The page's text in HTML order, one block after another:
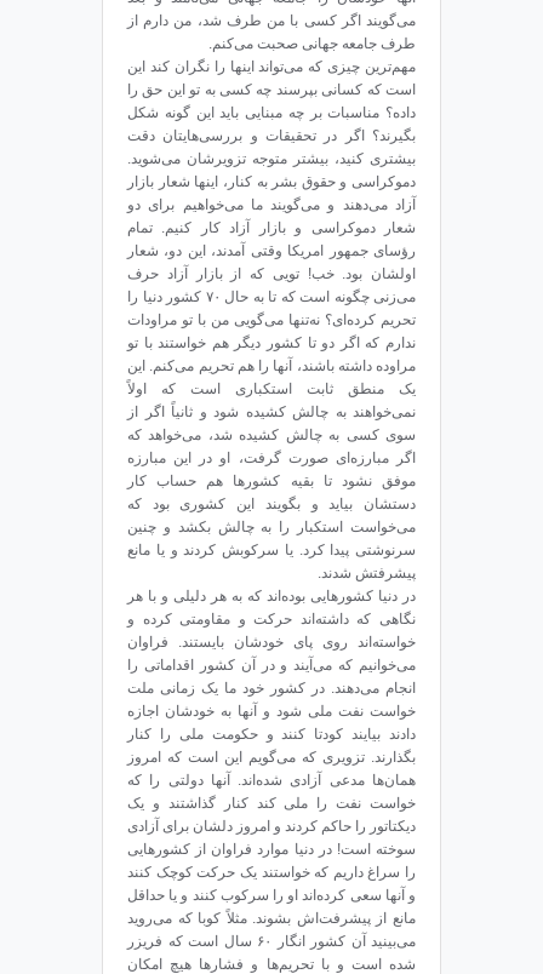
می‌گویند اگر کسی با من طرف شد، من دارم از
طرف جامعه جهانی صحبت می‌کنم.
مهم‌ترین چیزی که می‌تواند اینها را نگران کند این
است که کسانی بپرسند چه کسی به تو این حق را
داده؟ مناسبات بر چه مبنایی باید این گونه شکل
بگیرند؟ اگر در تحقیقات و بررسی‌هایتان دقت
بیشتری کنید، بیشتر متوجه تزویرشان می‌شوید.
دموکراسی و حقوق بشر به کنار، اینها شعار بازار
آزاد می‌دهند و می‌گویند ما می‌خواهیم برای دو
شعار دموکراسی و بازار آزاد کار کنیم. تمام
رؤسای جمهور امریکا وقتی آمدند، این دو، شعار
اولشان بود. خب! تویی که از بازار آزاد حرف
می‌زنی چگونه است که تا به حال ۷۰ کشور دنیا را
تحریم کرده‌ای؟ نه‌تنها می‌گویی من با تو مراودات
ندارم که اگر دو تا کشور دیگر هم خواستند با تو
مراوده داشته باشند، آنها را هم تحریم می‌کنم. این
یک منطق ثابت استکباری است که اولاً
نمی‌خواهند به چالش کشیده شود و ثانیاً اگر از
سوی کسی به چالش کشیده ‌شد، می‌خواهد که
اگر مبارزه‌ای صورت گرفت، او در این مبارزه
موفق نشود تا بقیه کشورها هم حساب کار
دستشان بیاید و بگویند این کشوری بود که
می‌خواست استکبار را به چالش بکشد و چنین
سرنوشتی پیدا کرد. یا سرکوبش کردند و یا مانع
پیشرفتش شدند.
در دنیا کشورهایی بوده‌اند که به هر دلیلی و با هر
نگاهی که داشته‌اند حرکت و مقاومتی کرده و
خواسته‌اند روی پای خودشان بایستند. فراوان
می‌خوانیم که می‌آیند و در آن کشور اقداماتی را
انجام می‌دهند. در کشور خود ما یک زمانی ملت
خواست نفت ملی شود و آنها به خودشان اجازه
دادند بیایند کودتا کنند و حکومت ملی را کنار
بگذارند. تزویری که می‌گویم این است که امروز
همان‌ها مدعی آزادی شده‌اند. آنها دولتی را که
خواست نفت را ملی کند کنار گذاشتند و یک
دیکتاتور را حاکم ‌کردند و امروز دلشان برای آزادی
سوخته است! در دنیا موارد فراوان از کشورهایی
را سراغ داریم که خواستند یک حرکت کوچک کنند
و آنها سعی کرده‌اند او را سرکوب کنند و یا حداقل
مانع از پیشرفت‌اش بشوند. مثلاً کوبا که می‌روید
می‌بینید آن کشور انگار ۶۰ سال است که فریزر
شده است و با تحریم‌ها و فشارها هیچ امکان